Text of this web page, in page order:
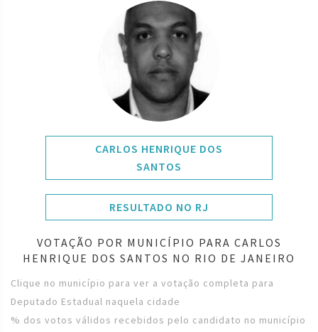
CARLOS HENRIQUE DOS
SANTOS
RESULTADO NO RJ
VOTAÇÃO POR MUNICÍPIO PARA CARLOS
HENRIQUE DOS SANTOS NO RIO DE JANEIRO
Clique no município para ver a votação completa para
Deputado Estadual naquela cidade
% dos votos válidos recebidos pelo candidato no município